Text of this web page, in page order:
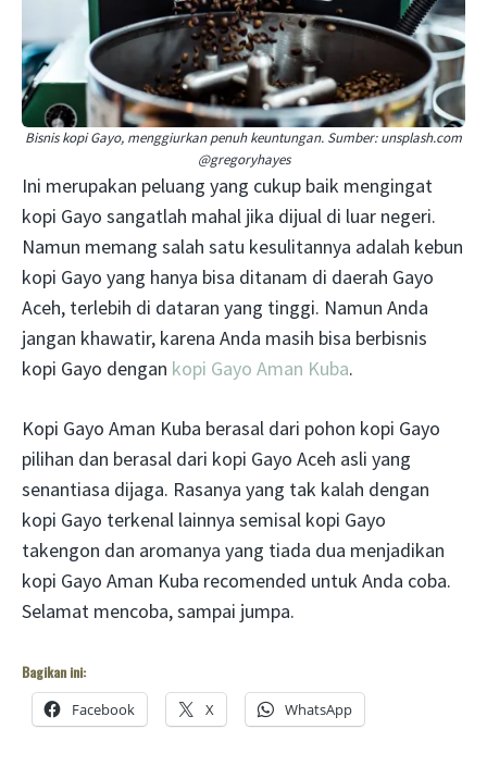
Bisnis kopi Gayo, menggiurkan penuh keuntungan. Sumber: unsplash.com
@gregoryhayes
Ini merupakan peluang yang cukup baik mengingat
kopi Gayo sangatlah mahal jika dijual di luar negeri.
Namun memang salah satu kesulitannya adalah kebun
kopi Gayo yang hanya bisa ditanam di daerah Gayo
Aceh, terlebih di dataran yang tinggi. Namun Anda
jangan khawatir, karena Anda masih bisa berbisnis
kopi Gayo dengan kopi Gayo Aman Kuba.
Kopi Gayo Aman Kuba berasal dari pohon kopi Gayo
pilihan dan berasal dari kopi Gayo Aceh asli yang
senantiasa dijaga. Rasanya yang tak kalah dengan
kopi Gayo terkenal lainnya semisal kopi Gayo
takengon dan aromanya yang tiada dua menjadikan
kopi Gayo Aman Kuba recomended untuk Anda coba.
Selamat mencoba, sampai jumpa.
Bagikan ini:
Facebook X WhatsApp